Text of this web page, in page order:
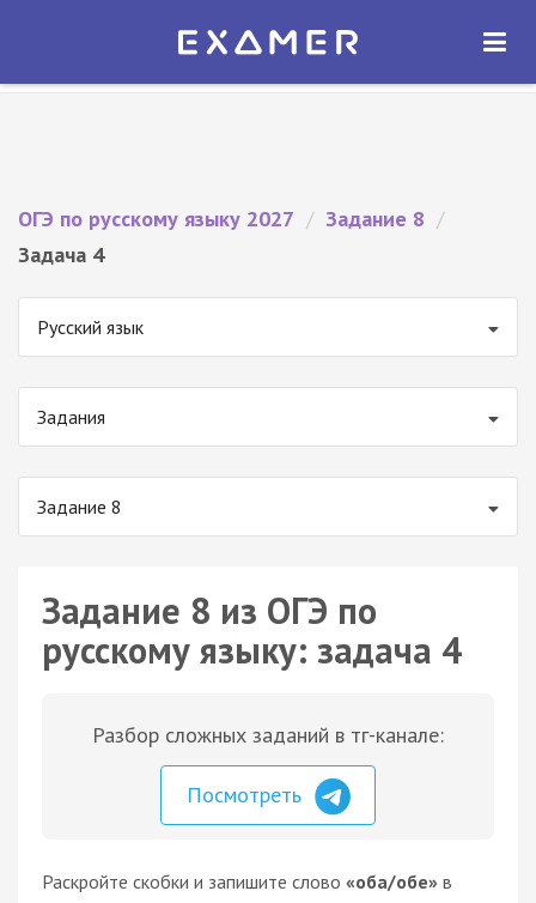
Экзамер — ЕГЭ 2027
ОТКРЫТЬ
ОГЭ по русскому языку 2027 / Задание 8 /
Задача 4
Русский язык
Задания
Задание 8
Задание 8 из ОГЭ по
русскому языку: задача 4
Разбор сложных заданий в тг-канале:
Посмотреть
Раскройте скобки и запишите слово «оба/обе» в